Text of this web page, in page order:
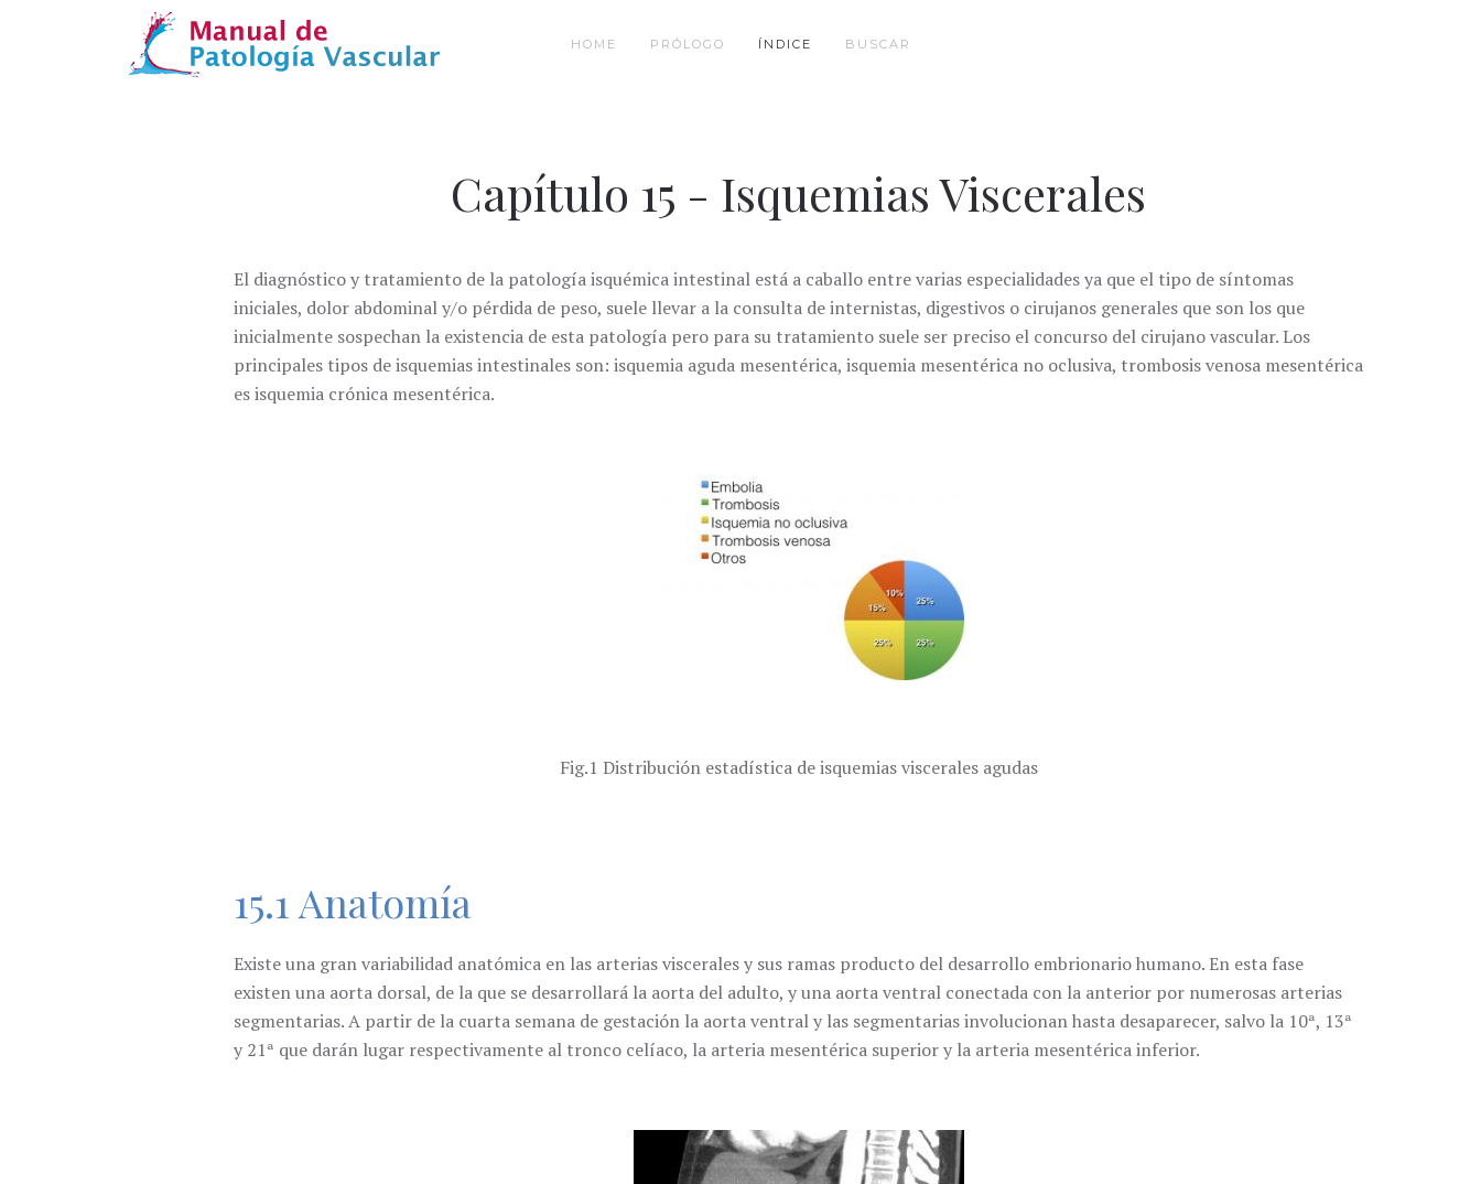
HOME PRÓLOGO ÍNDICE BUSCAR
Capítulo 15 - Isquemias Viscerales
El diagnóstico y tratamiento de la patología isquémica intestinal está a caballo entre varias especialidades ya que el tipo de síntomas
iniciales, dolor abdominal y/o pérdida de peso, suele llevar a la consulta de internistas, digestivos o cirujanos generales que son los que
inicialmente sospechan la existencia de esta patología pero para su tratamiento suele ser preciso el concurso del cirujano vascular. Los
principales tipos de isquemias intestinales son: isquemia aguda mesentérica, isquemia mesentérica no oclusiva, trombosis venosa mesentérica
es isquemia crónica mesentérica.
Fig.1 Distribución estadística de isquemias viscerales agudas
15.1 Anatomía
Existe una gran variabilidad anatómica en las arterias viscerales y sus ramas producto del desarrollo embrionario humano. En esta fase
existen una aorta dorsal, de la que se desarrollará la aorta del adulto, y una aorta ventral conectada con la anterior por numerosas arterias
segmentarias. A partir de la cuarta semana de gestación la aorta ventral y las segmentarias involucionan hasta desaparecer, salvo la 10ª, 13ª
y 21ª que darán lugar respectivamente al tronco celíaco, la arteria mesentérica superior y la arteria mesentérica inferior.